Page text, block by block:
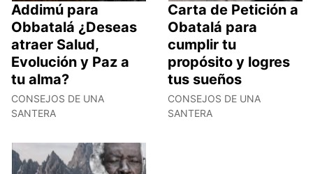
Addimú para
Obbatalá ¿Deseas
atraer Salud,
Evolución y Paz a
tu alma?
CONSEJOS DE UNA
SANTERA
Carta de Petición a
Obatalá para
cumplir tu
propósito y logres
tus sueños
CONSEJOS DE UNA
SANTERA